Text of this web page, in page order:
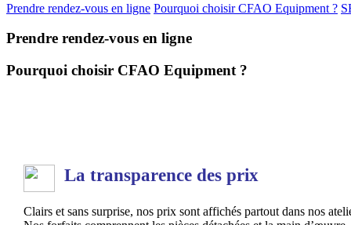
Prendre rendez-vous en ligne Pourquoi choisir CFAO Equipment ?
Prendre rendez-vous en ligne
Pourquoi choisir CFAO Equipment ?
La transparence des prix
Clairs et sans surprise, nos prix sont affichés partout dans nos